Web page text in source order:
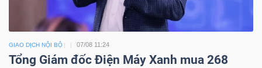
GIAO DỊCH NỘI BỘ 07/08 11:24
Tổng Giám đốc Điện Máy Xanh mua 268